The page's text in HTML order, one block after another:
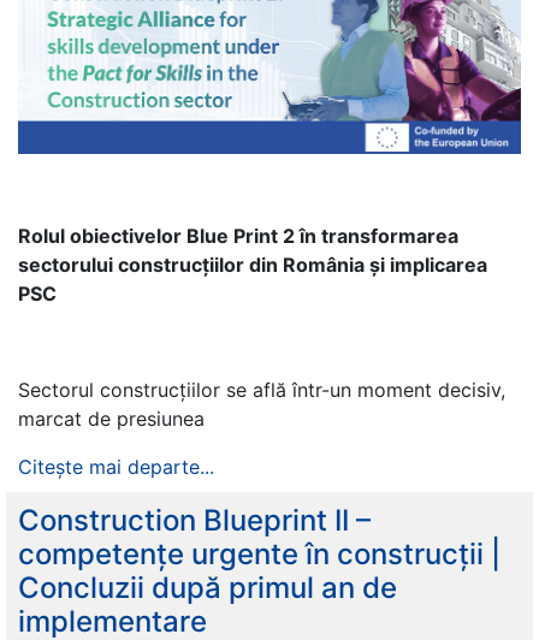
Rolul obiectivelor Blue Print 2 în transformarea
sectorului construcțiilor din România și implicarea
PSC
Sectorul construcțiilor se află într-un moment decisiv,
marcat de presiunea
Citește mai departe...
Construction Blueprint II –
competențe urgente în construcții |
Concluzii după primul an de
implementare